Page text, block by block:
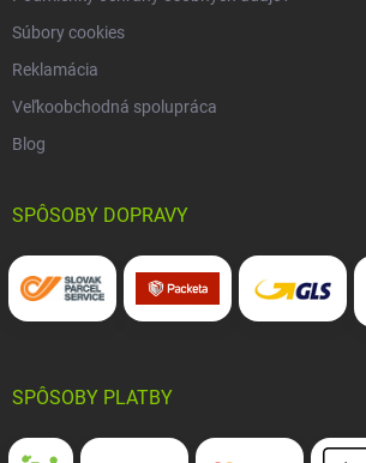
Súbory cookies
Reklamácia
Veľkoobchodná spolupráca
Blog
SPÔSOBY DOPRAVY
SPÔSOBY PLATBY